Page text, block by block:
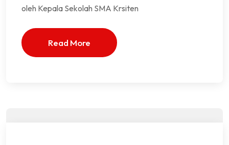
oleh Kepala Sekolah SMA Krsiten
Read More